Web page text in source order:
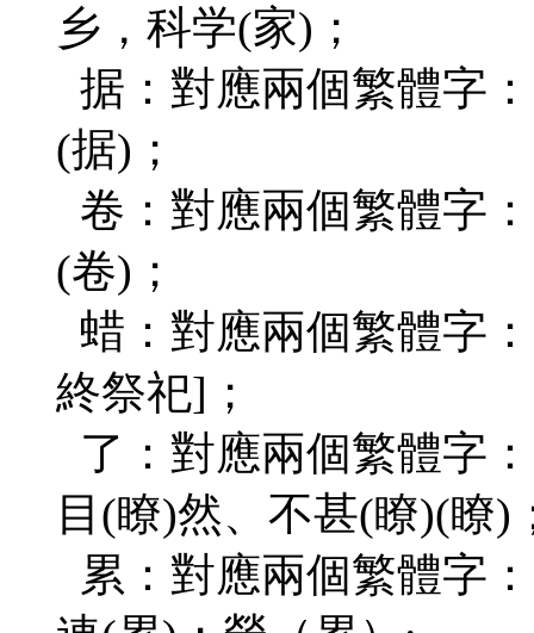
乡，科学(家)；
据：對應兩個繁體字
(据)；
卷：對應兩個繁體字
(卷)；
蜡：對應兩個繁體字
終祭祀]；
了：對應兩個繁體字
目(瞭)然、不甚(瞭)(瞭)
累：對應兩個繁體字